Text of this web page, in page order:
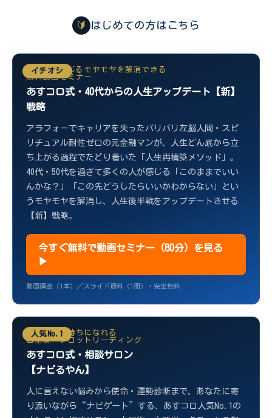
🔰 はじめての方はこちら
イチオシ
40代から感じるモヤモヤを解消できる
無料動画セミナー
あすコロ式・40代からの人生アップデート【新】
戦略
アラフォーでキャリアを失ったバリバリ左脳人間・スピ
リチュアル耐性ゼロの元金融マンが、人生どん底から立
ち上がる過程でたどり着いた「人生再構築メソッド」。
40代・50代を過ぎて多くの人が感じる「このままでいい
んかな？」「この先どうしたらいいかわからない」とい
うモヤモヤを解消し、人生後半戦をアップデートさせる
【新】戦略。
今すぐ無料で動画セミナー（80分）を見る
▶
動画講座（1本）／スライド資料（1冊）・完全無料
人気No.1
前向きな気持ちになれる
占星術・タロットリーディング
あすコロ式・相談サロン
【ナビるやん】
人に言えない悩みから使命・運勢診断まで、あなたに寄
り添いながら“ナビゲート”する、あすコロ人気No.1の